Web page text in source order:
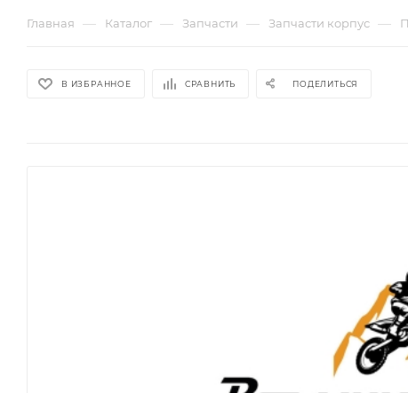
Главная — Каталог — Запчасти — Запчасти корпус —
В ИЗБРАННОЕ СРАВНИТЬ ПОДЕЛИТЬСЯ